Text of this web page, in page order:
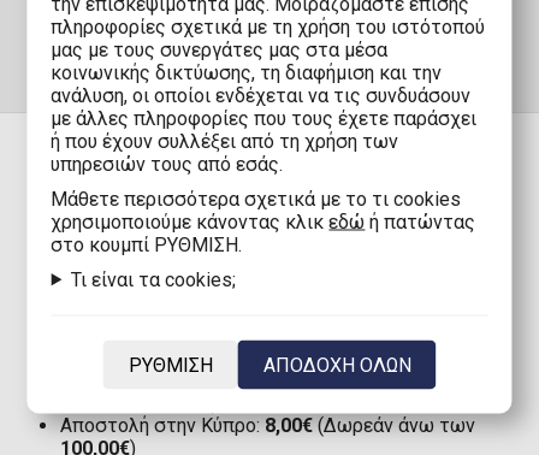
ΠΑΡΑΔΟΣΗ
Αποστολή στην Ελλάδα με Boxnow:
Αποστολή στην Ελλάδα:2,90€(Δωρεάν άνω των
Αποστολή στην Κύπρο με Boxnow:
(Δωρεάν
Αποστολή στην Κύπρο:8,00€(Δωρεάν άνω των
100,00€)
πληροφορίες σχετικά με τη χρήση του ιστότοπού
μας με τους συνεργάτες μας στα μέσα
κοινωνικής δικτύωσης, τη διαφήμιση και την
ανάλυση, οι οποίοι ενδέχεται να τις συνδυάσουν
με άλλες πληροφορίες που τους έχετε παράσχει
ή που έχουν συλλέξει από τη χρήση των
υπηρεσιών τους από εσάς.
Mάθετε περισσότερα σχετικά με το τι cookies
χρησιμοποιούμε κάνοντας κλικεδώ ή πατώντας
στο κουμπί ΡΥΘΜΙΣΗ.
Τι είναι τα cookies;
ΡΥΘΜΙΣΗ ΑΠΟΔΟΧΗ ΟΛΩΝ